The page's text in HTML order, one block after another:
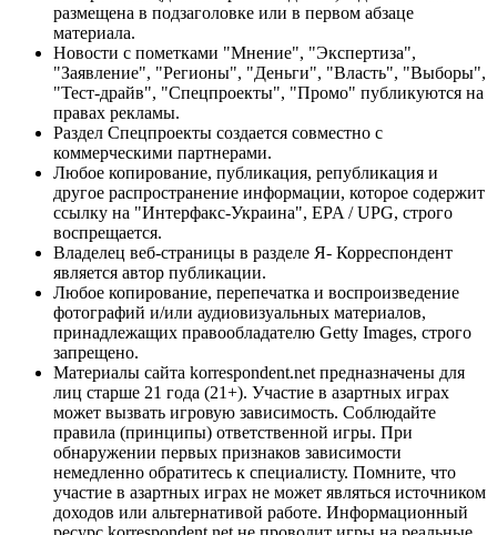
размещена в подзаголовке или в первом абзаце
материала.
Новости с пометками "Мнение", "Экспертиза",
"Заявление", "Регионы", "Деньги", "Власть", "Выборы",
"Тест-драйв", "Спецпроекты", "Промо" публикуются на
правах рекламы.
Раздел Спецпроекты создается совместно с
коммерческими партнерами.
Любое копирование, публикация, републикация и
другое распространение информации, которое содержит
ссылку на "Интерфакс-Украина", EPA / UPG, строго
воспрещается.
Владелец веб-страницы в разделе Я- Корреспондент
является автор публикации.
Любое копирование, перепечатка и воспроизведение
фотографий и/или аудиовизуальных материалов,
принадлежащих правообладателю Getty Images, строго
запрещено.
Материалы сайта korrespondent.net предназначены для
лиц старше 21 года (21+). Участие в азартных играх
может вызвать игровую зависимость. Соблюдайте
правила (принципы) ответственной игры. При
обнаружении первых признаков зависимости
немедленно обратитесь к специалисту. Помните, что
участие в азартных играх не может являться источником
доходов или альтернативой работе. Информационный